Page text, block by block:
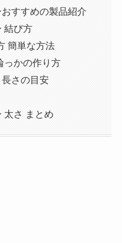
すすめの製品紹介
結び方
簡単な方法
っかの作り方
さの目安
太さ まとめ